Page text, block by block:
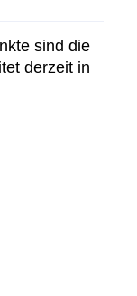
sind die
derzeit in